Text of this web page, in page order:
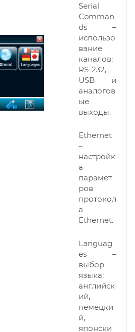
Serial
Comman
ds –
использо
вание
каналов:
RS-232,
USB и
аналогов
ые
выходы.
Ethernet
–
настройк
а
парамет
ров
протокол
а
Ethernet.
Languag
es –
выбор
языка:
английск
ий,
немецки
й,
японски